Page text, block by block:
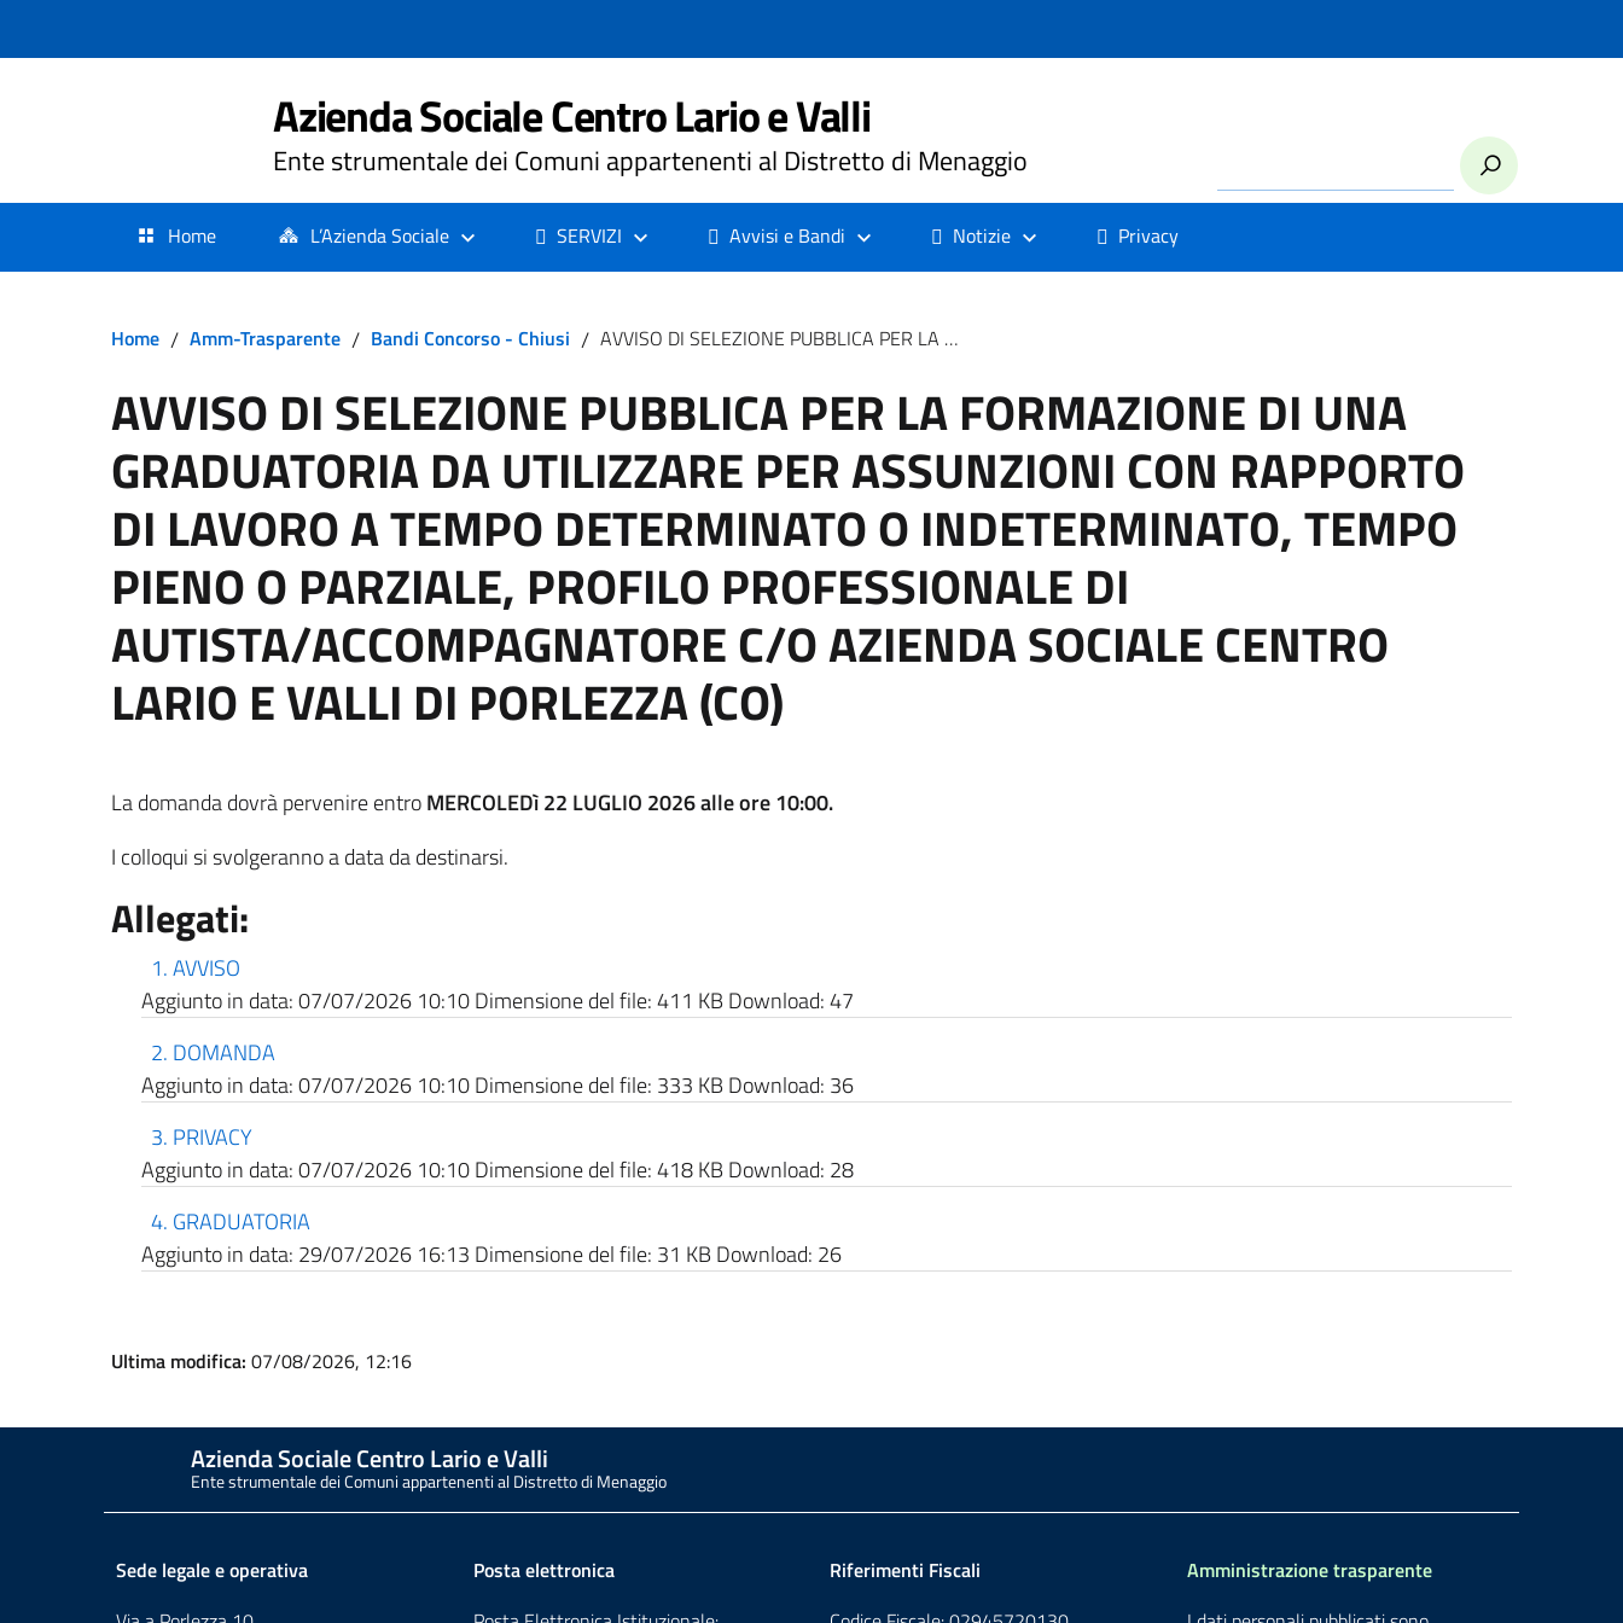
Azienda Sociale Centro Lario e Valli
Ente strumentale dei Comuni appartenenti al Distretto di Menaggio
Home L’Azienda Sociale SERVIZI Avvisi e Bandi Notizie Privacy
Home / Amm-Trasparente / Bandi Concorso - Chiusi / AVVISO DI SELEZIONE PUBBLICA PER LA FORMAZIONE DI UNA GRADUATORIA DA UTILIZZARE PER ASSUNZIONI CON RAPPORTO DI LAVORO A TEMPO DETERMINATO O INDETERMINATO, TEMPO PIENO O PARZIALE, PROFILO PROFESSIONALE DI AUTISTA/ACCOMPAGNATORE C/O AZIENDA SOCIALE CENTRO LARIO E VALLI DI PORLEZZA (CO)
AVVISO DI SELEZIONE PUBBLICA PER LA FORMAZIONE DI UNA
GRADUATORIA DA UTILIZZARE PER ASSUNZIONI CON RAPPORTO
DI LAVORO A TEMPO DETERMINATO O INDETERMINATO, TEMPO
PIENO O PARZIALE, PROFILO PROFESSIONALE DI
AUTISTA/ACCOMPAGNATORE C/O AZIENDA SOCIALE CENTRO
LARIO E VALLI DI PORLEZZA (CO)
La domanda dovrà pervenire entroMERCOLEDì 22 LUGLIO 2026 alle ore 10:00.
I colloqui si svolgeranno a data da destinarsi.
Allegati:
1. AVVISO
Aggiunto in data:07/07/2026 10:10Dimensione del file:411 KB Download:47
2. DOMANDA
Aggiunto in data:07/07/2026 10:10Dimensione del file: 333 KB Download: 36
3. PRIVACY
Aggiunto in data:07/07/2026 10:10Dimensione del file:418 KB Download: 28
4. GRADUATORIA
Aggiunto in data: 29/07/2026 16:13 Dimensione del file: 31 KB Download: 26
Ultima modifica: 07/08/2026, 12:16
Azienda Sociale Centro Lario e Valli
Ente strumentale dei Comuni appartenenti al Distretto di Menaggio
Sede legale e operativa
Posta elettronica
Riferimenti Fiscali
Amministrazione trasparente